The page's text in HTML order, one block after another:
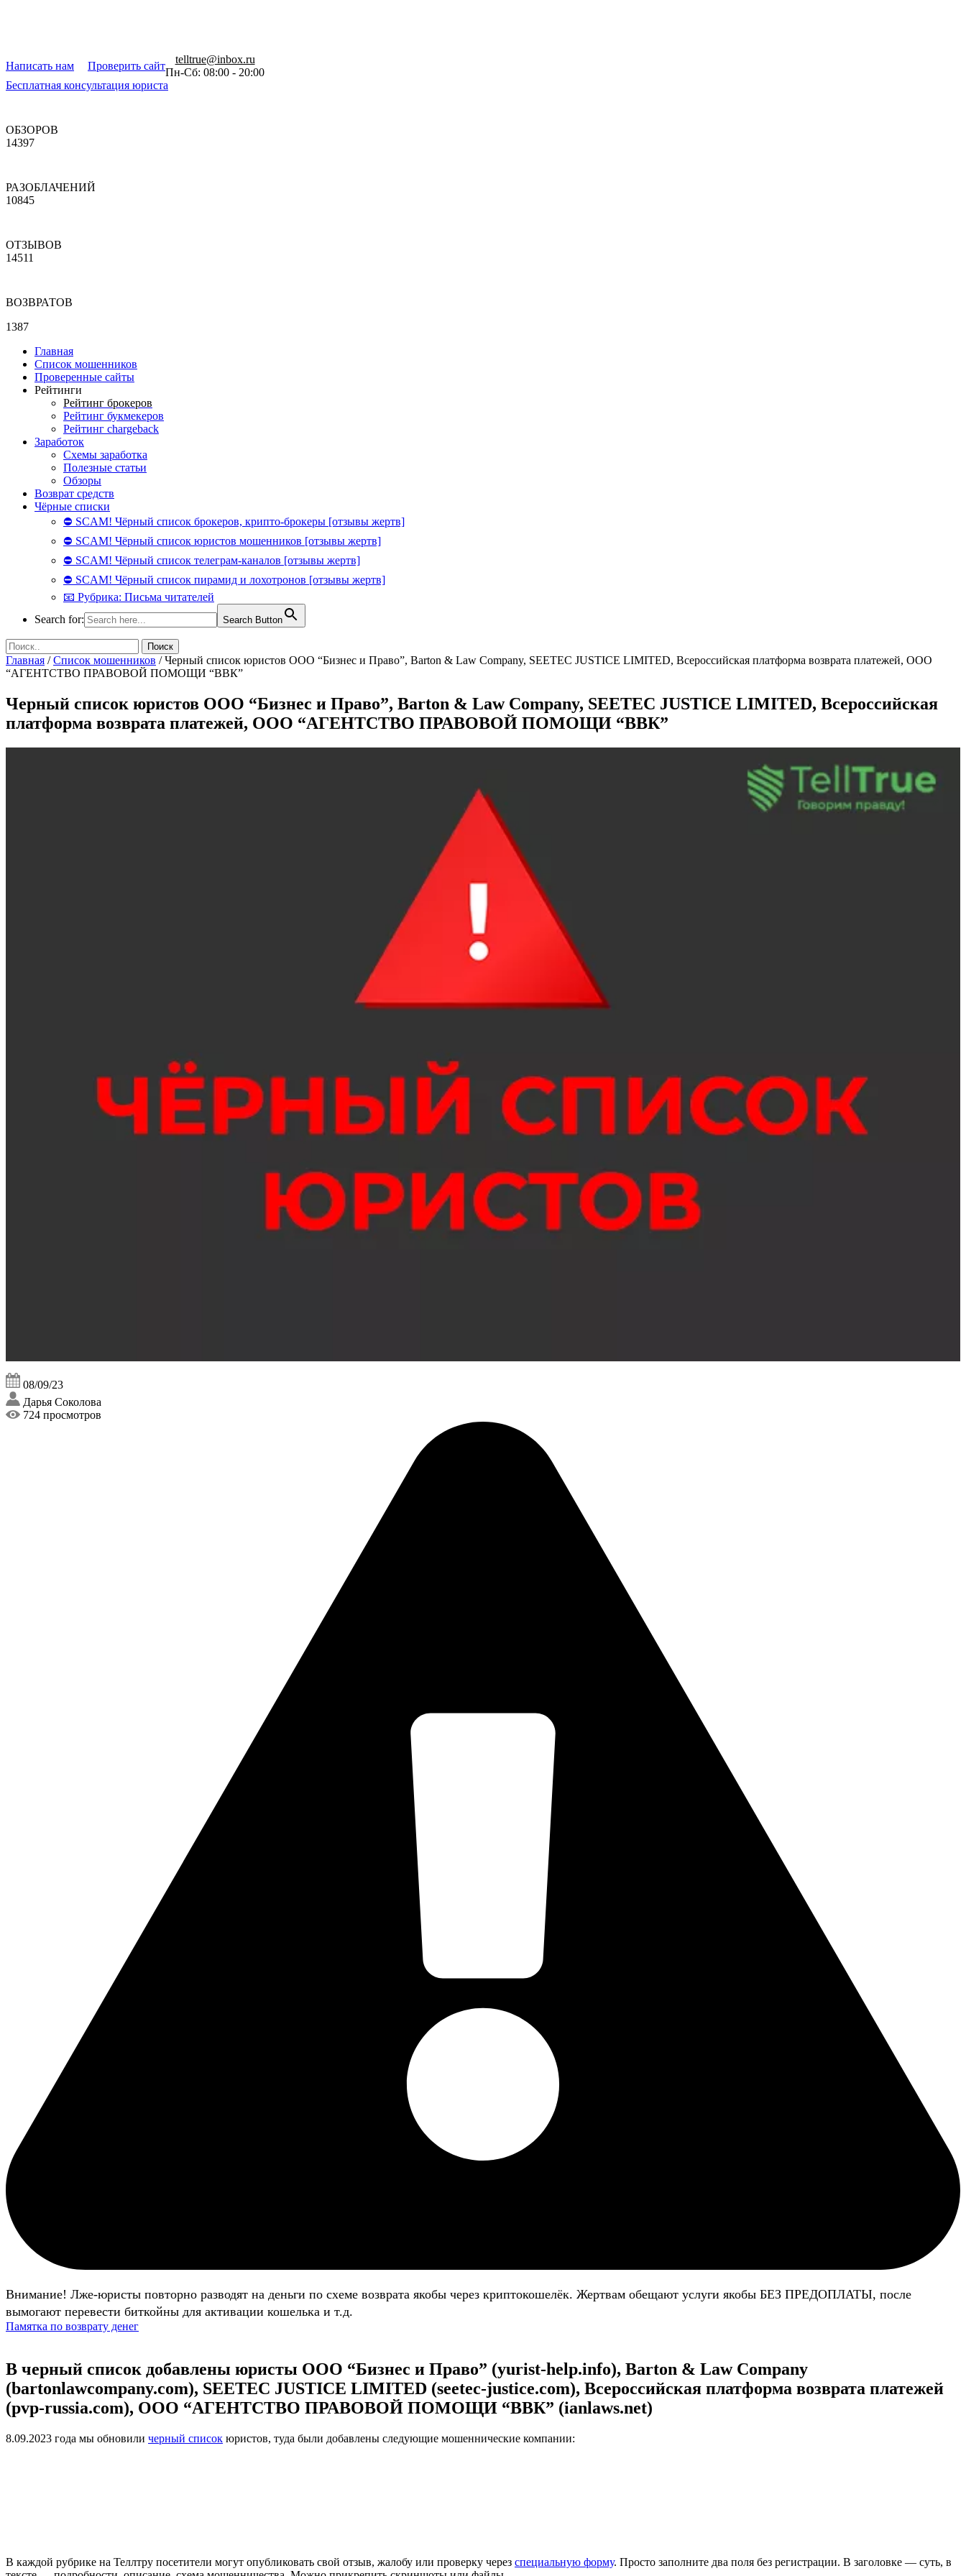
Написать нам Проверить сайт
telltrue@inbox.ru
Пн-Сб: 08:00 - 20:00
Бесплатная консультация юриста
ОБЗОРОВ
14397
РАЗОБЛАЧЕНИЙ
10845
ОТЗЫВОВ
14511
ВОЗВРАТОВ
1387
Главная
Список мошенников
Проверенные сайты
Рейтинги
Рейтинг брокеров
Рейтинг букмекеров
Рейтинг chargeback
Заработок
Схемы заработка
Полезные статьи
Обзоры
Возврат средств
Чёрные списки
⛔ SCAM! Чёрный список брокеров, крипто-брокеры [отзывы жертв]
⛔ SCAM! Чёрный список юристов мошенников [отзывы жертв]
⛔ SCAM! Чёрный список телеграм-каналов [отзывы жертв]
⛔ SCAM! Чёрный список пирамид и лохотронов [отзывы жертв]
📧 Рубрика: Письма читателей
Search for:
Search Button
Главная /Список мошенников /Черный список юристов ООО “Бизнес и Право”, Barton & Law Company, SEETEC JUSTICE LIMITED, Всероссийская платформа возврата платежей, ООО
“АГЕНТСТВО ПРАВОВОЙ ПОМОЩИ “ВВК”
Черный список юристов ООО “Бизнес и Право”, Barton & Law Company, SEETEC JUSTICE LIMITED, Всероссийская
платформа возврата платежей, ООО “АГЕНТСТВО ПРАВОВОЙ ПОМОЩИ “ВВК”
08/09/23
Дарья Соколова
724 просмотров
Внимание! Лже-юристы повторно разводят на деньги по схеме возврата якобы через криптокошелёк. Жертвам обещают услуги якобы БЕЗ ПРЕДОПЛАТЫ, после
вымогают перевести биткойны для активации кошелька и т.д.
Памятка по возврату денег
В черный список добавлены юристы ООО “Бизнес и Право” (yurist-help.info), Barton & Law Company
(bartonlawcompany.com), SEETEC JUSTICE LIMITED (seetec-justice.com), Всероссийская платформа возврата платежей
(pvp-russia.com), ООО “АГЕНТСТВО ПРАВОВОЙ ПОМОЩИ “ВВК” (ianlaws.net)
8.09.2023 года мы обновили черный список юристов, туда были добавлены следующие мошеннические компании:
В каждой рубрике на Теллтру посетители могут опубликовать свой отзыв, жалобу или проверку через специальную форму. Просто заполните два поля без регистрации. В заголовке — суть, в